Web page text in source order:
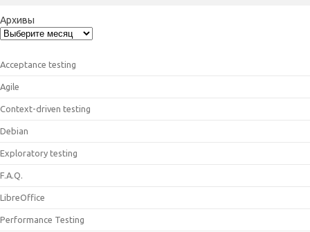
Архивы
Acceptance testing
Agile
Context-driven testing
Debian
Exploratory testing
F.A.Q.
LibreOffice
Performance Testing